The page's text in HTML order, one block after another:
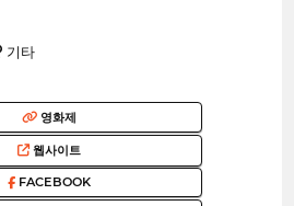
기타
영화제
웹사이트
FACEBOOK